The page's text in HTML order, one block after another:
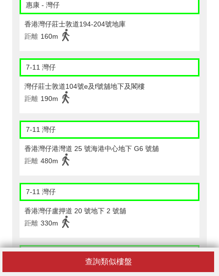
查詢類似樓盤
惠康 - 灣仔
香港灣仔莊士敦道194-204號地庫
距離 160m
7-11 灣仔
灣仔莊士敦道104號e及f號舖地下及閣樓
距離 190m
7-11 灣仔
香港灣仔港灣道 25 號海港中心地下 G6 號舖
距離 480m
7-11 灣仔
香港灣仔盧押道 20 號地下 2 號舖
距離 330m
7-11 灣仔
灣仔道113-117號得利商業大廈地下a1號舖